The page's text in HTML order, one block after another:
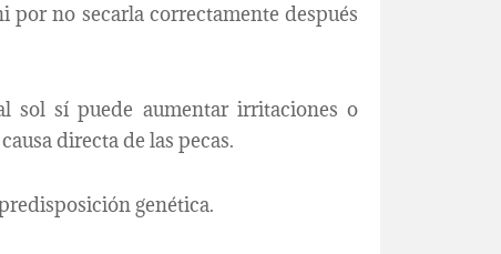
por no secarla correctamente después
sol sí puede aumentar irritaciones o
directa de las pecas.
genética.